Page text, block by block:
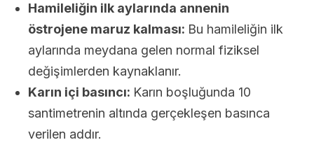
Hamileliğin ilk aylarında annenin
östrojene maruz kalması: Bu hamileliğin ilk
aylarında meydana gelen normal fiziksel
değişimlerden kaynaklanır.
Karın içi basıncı: Karın boşluğunda 10
santimetrenin altında gerçekleşen basınca
verilen addır.